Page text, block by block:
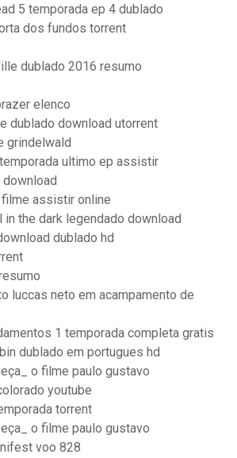
5 temporada ep 4 dublado
dos fundos torrent
dublado 2016 resumo
elenco
dublado download utorrent
grindelwald
ultimo ep assistir
download
assistir online
the dark legendado download
dublado hd
luccas neto em acampamento de
1 temporada completa gratis
dublado em portugues hd
o filme paulo gustavo
youtube
torrent
o filme paulo gustavo
voo 828